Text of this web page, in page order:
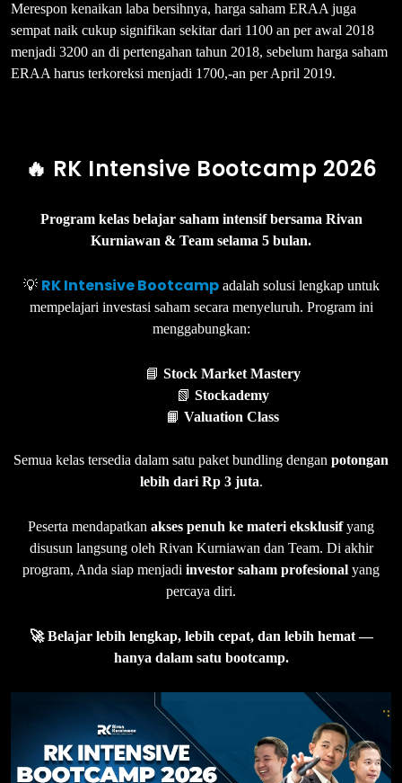
Merespon kenaikan laba bersihnya, harga saham ERAA juga
sempat naik cukup signifikan sekitar dari 1100 an per awal 2018
menjadi 3200 an di pertengahan tahun 2018, sebelum harga saham
ERAA harus terkoreksi menjadi 1700,-an per April 2019.
🔥 RK Intensive Bootcamp 2026
Program kelas belajar saham intensif bersama Rivan
Kurniawan & Team selama 5 bulan.
💡 RK Intensive Bootcamp adalah solusi lengkap untuk
mempelajari investasi saham secara menyeluruh. Program ini
menggabungkan:
📘 Stock Market Mastery
📗 Stockademy
📙 Valuation Class
Semua kelas tersedia dalam satu paket bundling dengan potongan
lebih dari Rp 3 juta.
Peserta mendapatkan akses penuh ke materi eksklusifyang
disusun langsung oleh Rivan Kurniawan dan Team. Di akhir
program, Anda siap menjadi investor saham profesional yang
percaya diri.
🚀 Belajar lebih lengkap, lebih cepat, dan lebih hemat —
hanya dalam satu bootcamp.